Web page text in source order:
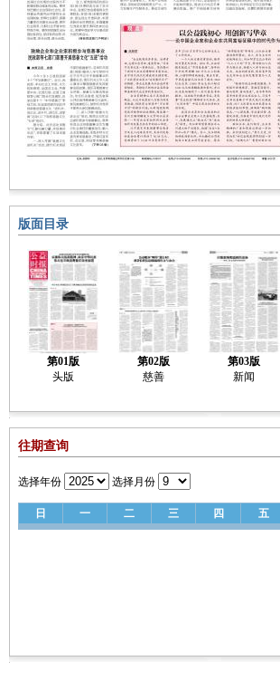
版面目录
第01版
头版
第02版
慈善
第03版
新闻
往期查询
选择年份 选择月份
日 一 二 三 四 五